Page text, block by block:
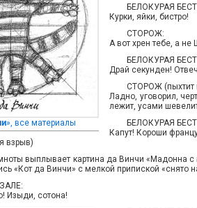
», все материалы
БЕЛОКУРАЯ
Курки, яйки, бистро!
СТОРОЖ:
А вот хрен тебе, а не
БЕЛОКУРАЯ
Драй секунден!
СТОРОЖ (пыхтит
Ладно, уговорил,
лежит, усами
БЕЛОКУРАЯ
Капут! Короши
взрыв)
выплывает картина да Винчи «Мадонна
«Кот да Винчи» с мелкой припиской «снято
Изыди, сотона!